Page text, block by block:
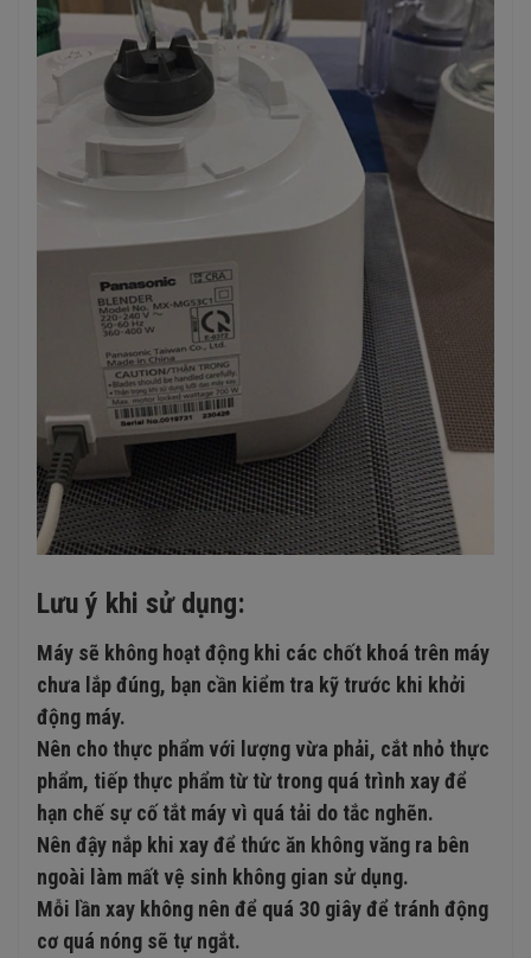
Lưu ý khi sử dụng:
Máy sẽ không hoạt động khi các chốt khoá trên máy
chưa lắp đúng, bạn cần kiểm tra kỹ trước khi khởi
động máy.
Nên cho thực phẩm với lượng vừa phải, cắt nhỏ thực
phẩm, tiếp thực phẩm từ từ trong quá trình xay để
hạn chế sự cố tắt máy vì quá tải do tắc nghẽn.
Nên đậy nắp khi xay để thức ăn không văng ra bên
ngoài làm mất vệ sinh không gian sử dụng.
Mỗi lần xay không nên để quá 30 giây để tránh động
cơ quá nóng sẽ tự ngắt.